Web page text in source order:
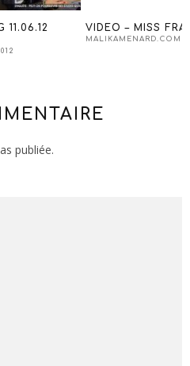
11.06.12
VIDEO – MISS
MALIKAMENARD.COM
publiée.